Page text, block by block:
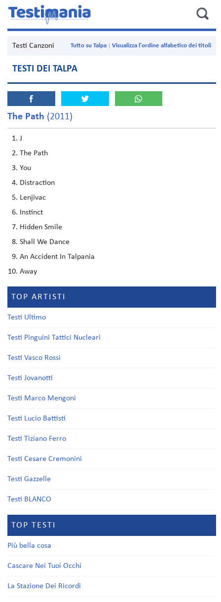
Testi Canzoni Visualizza l'ordine alfabetico dei titoli
Tutto su Talpa
TESTI DEI TALPA
The Path (2011)
J
The Path
You
Distraction
Lenjivac
Instinct
Hidden Smile
Shall We Dance
An Accident In Talpania
Away
TOP ARTISTI
Testi Ultimo
Testi Pinguini Tattici Nucleari
Testi Vasco Rossi
Testi Jovanotti
Testi Marco Mengoni
Testi Lucio Battisti
Testi Tiziano Ferro
Testi Cesare Cremonini
Testi Gazzelle
Testi BLANCO
TOP TESTI
Più bella cosa
Cascare Nei Tuoi Occhi
La Stazione Dei Ricordi